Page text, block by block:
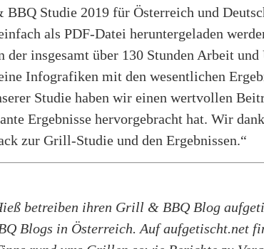
Studie 2019 für Österreich und
als PDF-Datei heruntergeladen
der insgesamt über 130 Stunden Arbeit
Infografiken mit den wesentlichen
Studie haben wir einen wertvollen
Ergebnisse hervorgebracht hat. Wir
zur Grill-Studie und den Ergebnissen.“
betreiben ihren Grill & BBQ Blog
Blogs in Österreich. Auf aufgetischt.net